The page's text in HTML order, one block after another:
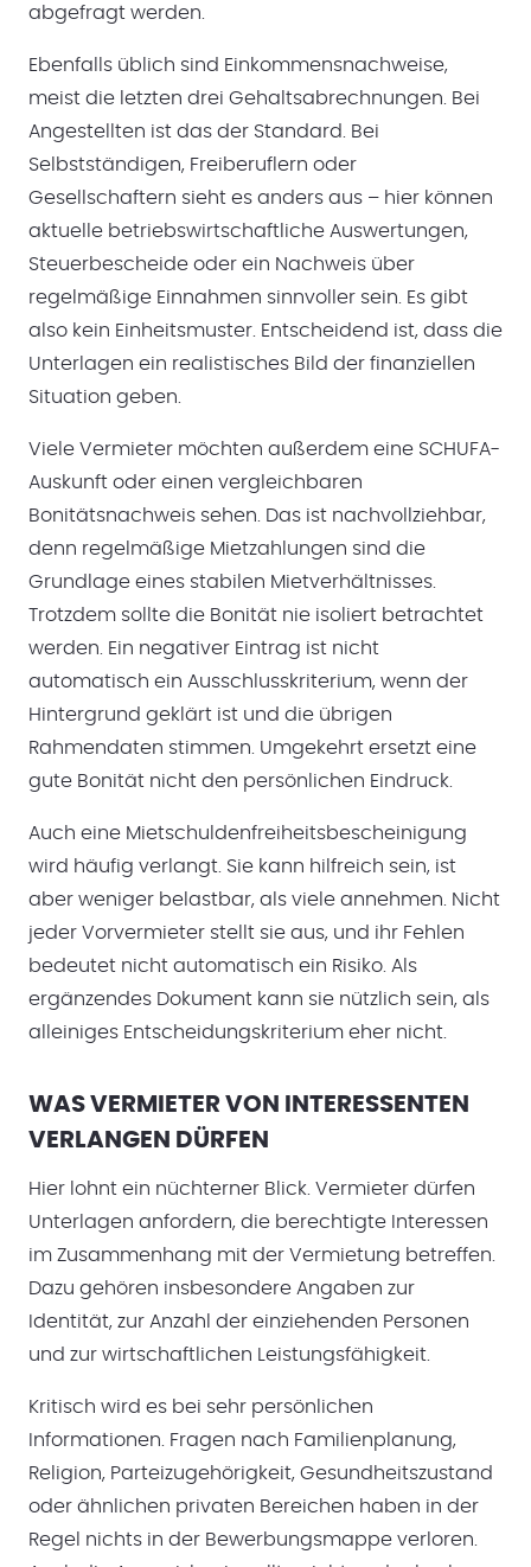
abgefragt werden.
Ebenfalls üblich sind Einkommensnachweise,
meist die letzten drei Gehaltsabrechnungen. Bei
Angestellten ist das der Standard. Bei
Selbstständigen, Freiberuflern oder
Gesellschaftern sieht es anders aus – hier können
aktuelle betriebswirtschaftliche Auswertungen,
Steuerbescheide oder ein Nachweis über
regelmäßige Einnahmen sinnvoller sein. Es gibt
also kein Einheitsmuster. Entscheidend ist, dass die
Unterlagen ein realistisches Bild der finanziellen
Situation geben.
Viele Vermieter möchten außerdem eine SCHUFA-
Auskunft oder einen vergleichbaren
Bonitätsnachweis sehen. Das ist nachvollziehbar,
denn regelmäßige Mietzahlungen sind die
Grundlage eines stabilen Mietverhältnisses.
Trotzdem sollte die Bonität nie isoliert betrachtet
werden. Ein negativer Eintrag ist nicht
automatisch ein Ausschlusskriterium, wenn der
Hintergrund geklärt ist und die übrigen
Rahmendaten stimmen. Umgekehrt ersetzt eine
gute Bonität nicht den persönlichen Eindruck.
Auch eine Mietschuldenfreiheitsbescheinigung
wird häufig verlangt. Sie kann hilfreich sein, ist
aber weniger belastbar, als viele annehmen. Nicht
jeder Vorvermieter stellt sie aus, und ihr Fehlen
bedeutet nicht automatisch ein Risiko. Als
ergänzendes Dokument kann sie nützlich sein, als
alleiniges Entscheidungskriterium eher nicht.
WAS VERMIETER VON INTERESSENTEN
VERLANGEN DÜRFEN
Hier lohnt ein nüchterner Blick. Vermieter dürfen
Unterlagen anfordern, die berechtigte Interessen
im Zusammenhang mit der Vermietung betreffen.
Dazu gehören insbesondere Angaben zur
Identität, zur Anzahl der einziehenden Personen
und zur wirtschaftlichen Leistungsfähigkeit.
Kritisch wird es bei sehr persönlichen
Informationen. Fragen nach Familienplanung,
Religion, Parteizugehörigkeit, Gesundheitszustand
oder ähnlichen privaten Bereichen haben in der
Regel nichts in der Bewerbungsmappe verloren.